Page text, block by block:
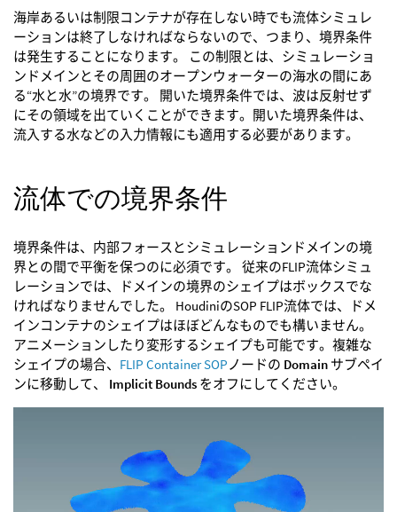
海岸あるいは制限コンテナが存在しない時でも流体シミュレ
ーションは終了しなければならないので、つまり、境界条件
は発生することになります。 この制限とは、シミュレーショ
ンドメインとその周囲のオープンウォーターの海水の間にあ
る“水と水”の境界です。 開いた境界条件では、波は反射せず
にその領域を出ていくことができます。開いた境界条件は、
流入する水などの入力情報にも適用する必要があります。
流体での境界条件
境界条件は、内部フォースとシミュレーションドメインの境
界との間で平衡を保つのに必須です。 従来のFLIP流体シミュ
レーションでは、ドメインの境界のシェイプはボックスでな
ければなりませんでした。 HoudiniのSOP FLIP流体では、ドメ
インコンテナのシェイプはほぼどんなものでも構いません。
アニメーションしたり変形するシェイプも可能です。複雑な
シェイプの場合、 FLIP Container SOPノードの Domain サブペイ
ンに移動して、 Implicit Bounds をオフにしてください。